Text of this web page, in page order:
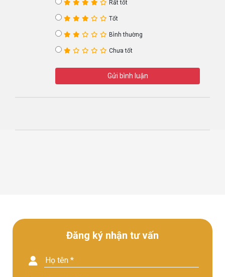
Rất tốt
Tốt
Bình thường
Chưa tốt
Gửi bình luận
Đăng ký nhận tư vấn